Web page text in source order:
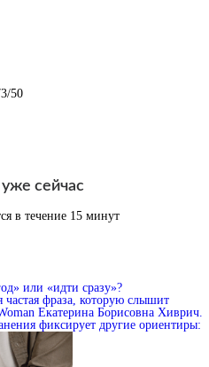
50
сейчас
в течение 15 минут
или «идти сразу»?
фраза, которую слышит
Екатерина Борисовна Хиврич.
фиксирует другие ориентиры: